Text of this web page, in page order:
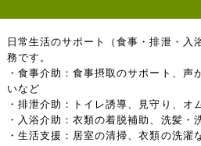
日常生活のサポート（食事・排泄・入
務です。
・食事介助：食事摂取のサポート、声
いなど
・排泄介助：トイレ誘導、見守り、オ
・入浴介助：衣類の着脱補助、洗髪・
・生活支援：居室の清掃、衣類の洗濯